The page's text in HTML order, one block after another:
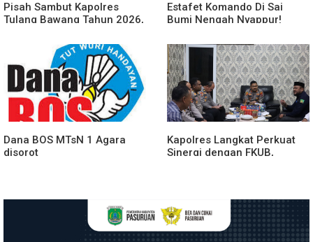
Pisah Sambut Kapolres
Tulang Bawang Tahun 2026,
Forkopimda untuk Menjaga
Stabilitas Daerah
Estafet Komando Di Sai
Bumi Nengah Nyappur!
Dan Penyerahan Tunggul
Kesatuan Polres Tulang
Bawang Berlangsung
Spektakuler
Dana BOS MTsN 1 Agara
disorot
Kapolres Langkat Perkuat
Sinergi dengan FKUB,